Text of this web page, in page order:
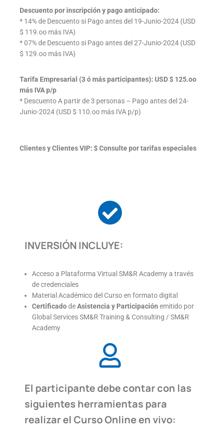
Descuento por inscripción y pago anticipado:
* 14% de Descuento si Pago antes del 19-Junio-2024 (USD
$ 119.oo más IVA)
* 07% de Descuento si Pago antes del 27-Junio-2024 (USD
$ 129.oo más IVA)
Tarifa Empresarial (3 ó más participantes): USD $ 125.oo
más IVA p/p
* Descuento A partir de 3 personas – Pago antes del 24-
Junio-2024 (USD $ 110.oo más IVA p/p)
Clientes y Clientes VIP: $ Consulte por tarifas especiales
INVERSIÓN INCLUYE:
Acceso a Plataforma Virtual SM&R Academy a través
de credenciales
Material Académico del Curso en formato digital
CertificadodeAsistencia y Participación emitido por
Global Services SM&R Training & Consulting / SM&R
Academy
El participante debe contar con las
siguientes herramientas para
realizar el Curso Online en vivo: